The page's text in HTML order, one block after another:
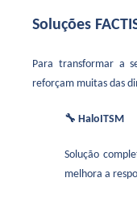
Soluções
Para transformar a
reforçam muitas das
🔧 HaloITSM
Solução
melhora a